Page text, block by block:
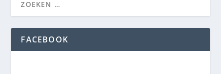
FACEBOOK